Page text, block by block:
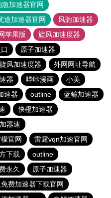
急加速器官网
途加速器官网
风驰加速器
苹果版
旋风加速度器
原子加速器
旋风加速度器
外网网址导航
器 哔咔漫画
小美
速器 outline
蓝鲸加速器
快橙加速器
器速
官网
雷霆vqn加速官网
下载
outline
永久
原子加速器
费加速器下载官网